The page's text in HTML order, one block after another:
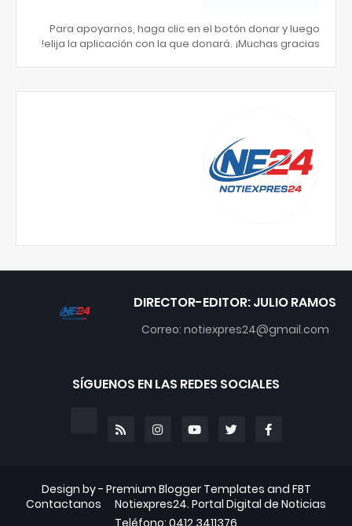
Para apoyarnos, haga clic en el botón donar y luego
elija la aplicación con la que donará. ¡Muchas gracias!
DIRECTOR-EDITOR: JULIO RAMOS
Correo: notiexpres24@gmail.com
SÍGUENOS EN LAS REDES SOCIALES
Design by - Premium Blogger Templates and FBT
Notiexpres24. Portal Digital de Noticias
Contactanos
Teléfono: 0412.3411376